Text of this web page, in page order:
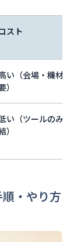
スト
い（会場・機材が必
）
い（ツールのみで完
）
・やり方